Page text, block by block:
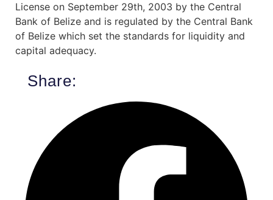
License on September 29th, 2003 by the Central
Bank of Belize and is regulated by the Central Bank
of Belize which set the standards for liquidity and
capital adequacy.
Share: